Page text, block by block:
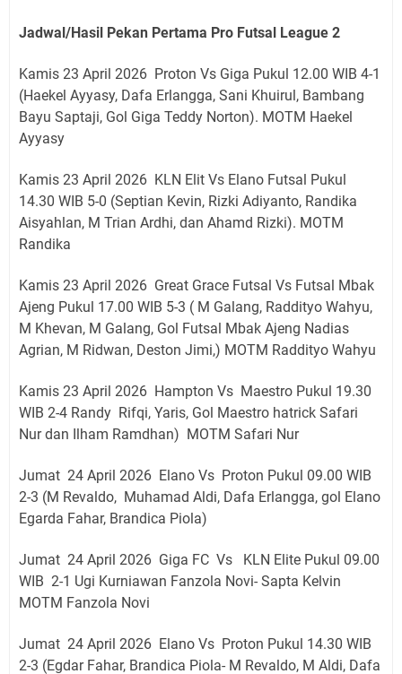
Jadwal/Hasil Pekan Pertama Pro Futsal League 2
Kamis 23 April 2026 Proton Vs Giga Pukul 12.00 WIB 4-1
(Haekel Ayyasy, Dafa Erlangga, Sani Khuirul, Bambang
Bayu Saptaji, Gol Giga Teddy Norton). MOTM Haekel
Ayyasy
Kamis 23 April 2026 KLN Elit Vs Elano Futsal Pukul
14.30 WIB 5-0 (Septian Kevin, Rizki Adiyanto, Randika
Aisyahlan, M Trian Ardhi, dan Ahamd Rizki). MOTM
Randika
Kamis 23 April 2026 Great Grace Futsal Vs Futsal Mbak
Ajeng Pukul 17.00 WIB 5-3 ( M Galang, Raddityo Wahyu,
M Khevan, M Galang, Gol Futsal Mbak Ajeng Nadias
Agrian, M Ridwan, Deston Jimi,) MOTM Raddityo Wahyu
Kamis 23 April 2026 Hampton Vs Maestro Pukul 19.30
WIB 2-4 Randy Rifqi, Yaris, Gol Maestro hatrick Safari
Nur dan Ilham Ramdhan) MOTM Safari Nur
Jumat 24 April 2026 Elano Vs Proton Pukul 09.00 WIB
2-3 (M Revaldo, Muhamad Aldi, Dafa Erlangga, gol Elano
Egarda Fahar, Brandica Piola)
Jumat 24 April 2026 Giga FC Vs KLN Elite Pukul 09.00
WIB 2-1 Ugi Kurniawan Fanzola Novi- Sapta Kelvin
MOTM Fanzola Novi
Jumat 24 April 2026 Elano Vs Proton Pukul 14.30 WIB
2-3 (Egdar Fahar, Brandica Piola- M Revaldo, M Aldi, Dafa